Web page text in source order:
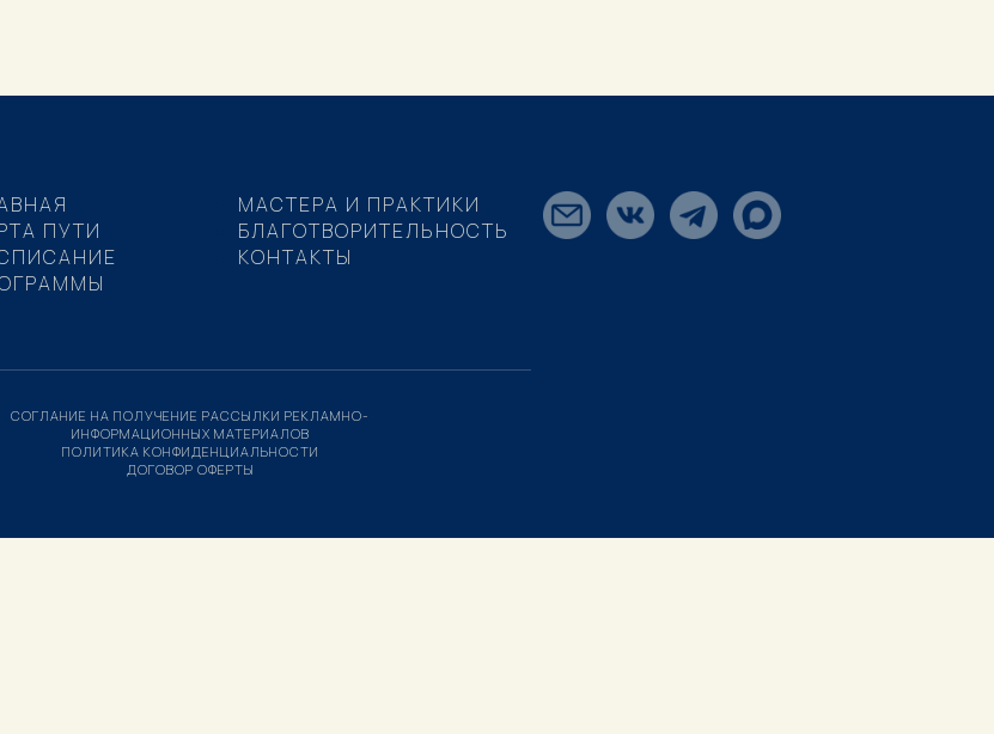
ПУТИ
МАСТЕРА И ПРАКТИКИ
БЛАГОТВОРИТЕЛЬНОСТЬ
КОНТАКТЫ
СОГЛАНИЕ НА ПОЛУЧЕНИЕ РАССЫЛКИ РЕКЛАМНО-
ИНФОРМАЦИОННЫХ МАТЕРИАЛОВ
ПОЛИТИКА КОНФИДЕНЦИАЛЬНОСТИ
ДОГОВОР ОФЕРТЫ